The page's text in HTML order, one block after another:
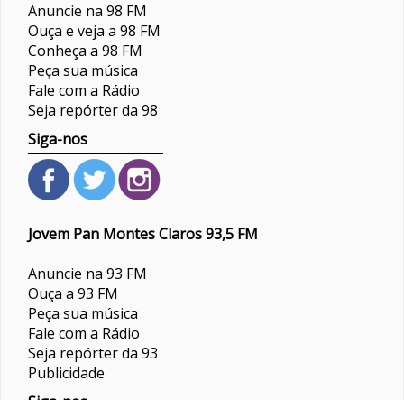
Anuncie na 98 FM
Ouça e veja a 98 FM
Conheça a 98 FM
Peça sua música
Fale com a Rádio
Seja repórter da 98
Siga-nos
Jovem Pan Montes Claros 93,5 FM
Anuncie na 93 FM
Ouça a 93 FM
Peça sua música
Fale com a Rádio
Seja repórter da 93
Publicidade